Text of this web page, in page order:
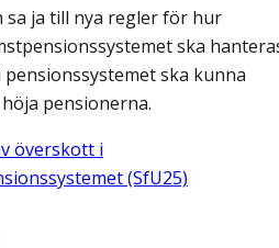
sa ja till nya regler för hur
ska
pensionssystemet ska kunna
pensionerna.
överskott i
(SfU25)